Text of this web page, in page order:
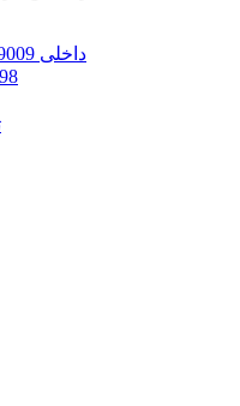
داخلی